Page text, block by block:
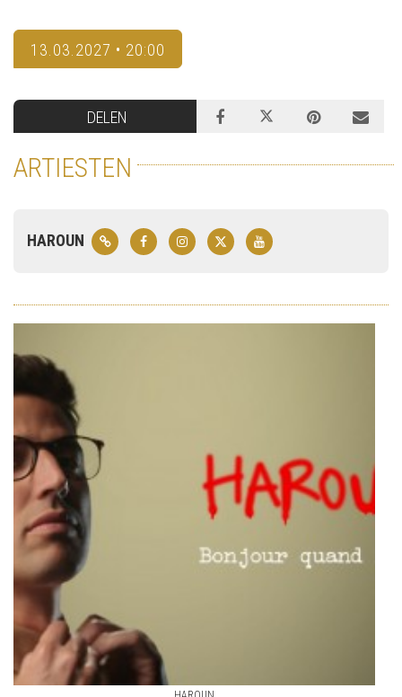
13.03.2027 • 20:00
DELEN
ARTIESTEN
HAROUN